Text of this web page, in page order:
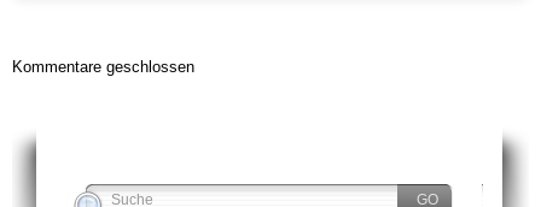
Kommentare geschlossen